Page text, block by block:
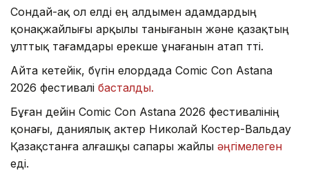
Сондай-ақ ол елді ең алдымен адамдардың
қонақжайлығы арқылы танығанын және қазақтың
ұлттық тағамдары ерекше ұнағанын атап өтті.
Айта кетейік, бүгін елордада Comic Con Astana
2026 фестивалі басталды.
Бұған дейін Comic Con Astana 2026 фестивалінің
қонағы, даниялық актер Николай Костер-Вальдау
Қазақстанға алғашқы сапары жайлы әңгімелеген
еді.